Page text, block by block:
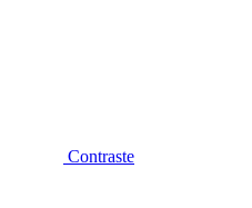
Contraste